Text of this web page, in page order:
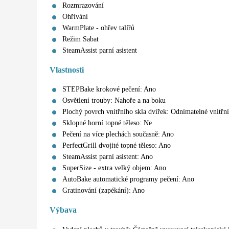
Rozmrazování
Ohřívání
WarmPlate - ohřev talířů
Režim Sabat
SteamAssist parní asistent
Vlastnosti
STEPBake krokové pečení: Ano
Osvětlení trouby: Nahoře a na boku
Plochý povrch vnitřního skla dvířek: Odnímatelné
Sklopné horní topné těleso: Ne
Pečení na více plechách současně: Ano
PerfectGrill dvojité topné těleso: Ano
SteamAssist parní asistent: Ano
SuperSize - extra velký objem: Ano
AutoBake automatické programy pečení: Ano
Gratinování (zapékání): Ano
Výbava